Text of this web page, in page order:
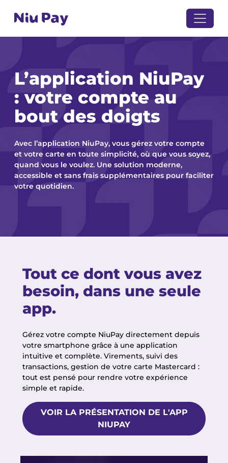
L’application NiuPay
: votre compte au
bout des doigts
Avec l’application NiuPay, vous gérez votre compte
et votre carte en toute simplicité, où que vous soyez,
quand vous le voulez. Une solution moderne,
accessible et sans frais supplémentaires pour faciliter
votre quotidien.
Tout ce dont vous avez
besoin, dans une seule
app.
Gérez votre compte NiuPay directement depuis
votre smartphone grâce à une application
intuitive et complète. Virements, suivi des
transactions, gestion de votre carte Mastercard :
tout est pensé pour rendre votre expérience
simple et rapide.
VOIR LA PRÉSENTATION DE L'APP
NIUPAY